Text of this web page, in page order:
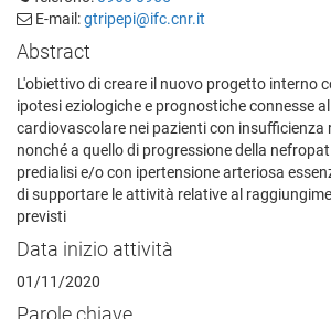
E-mail:gtripepi@ifc.cnr.it
Abstract
L'obiettivo di creare il nuovo progetto interno
ipotesi eziologiche e prognostiche connesse
cardiovascolare nei pazienti con insufficienza
nonché a quello di progressione della
predialisi e/o con ipertensione arteriosa
di supportare le attività relative al
previsti
Data inizio attività
01/11/2020